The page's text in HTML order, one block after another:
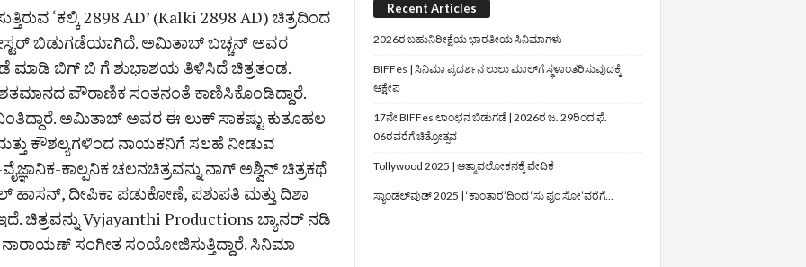
‘ಕಲ್ಕಿ 2898 AD’ (Kalki 2898 AD) ಚಿತ್ರದಿಂದ
ಬಿಡುಗಡೆಯಾಗಿದೆ. ಅಮಿತಾಬ್‌ ಬಚ್ಚನ್‌ ಅವರ
ಮಾಡಿ ಬಿಗ್‌ ಬಿ ಗೆ ಶುಭಾಶಯ ತಿಳಿಸಿದೆ ಚಿತ್ರತಂಡ.
ಪೌರಾಣಿಕ ಸಂತನಂತೆ ಕಾಣಿಸಿಕೊಂಡಿದ್ದಾರೆ.
ಅಮಿತಾಬ್‌ ಅವರ ಈ ಲುಕ್‌ ಸಾಕಷ್ಟು ಕುತೂಹಲ
ಮತ್ತು ಕೌಶಲ್ಯಗಳಿಂದ ನಾಯಕನಿಗೆ ಸಲಹೆ ನೀಡುವ
ಕಾಲ್ಪನಿಕ ಚಲನಚಿತ್ರವನ್ನು ನಾಗ್‌ ಅಶ್ವಿನ್‌ ಚಿತ್ರಕಥೆ
ಹಾಸನ್, ದೀಪಿಕಾ ಪಡುಕೋಣೆ, ಪಶುಪತಿ ಮತ್ತು ದಿಶಾ
ಚಿತ್ರವನ್ನು Vyjayanthi Productions ಬ್ಯಾನರ್‌ ನಡಿ
ಸಂಗೀತ ಸಂಯೋಜಿಸುತ್ತಿದ್ದಾರೆ. ಸಿನಿಮಾ
Recent Articles
2026ರ ಬಹುನಿರೀಕ್ಷೆಯ ಭಾರತೀಯ ಸಿನಿಮಾಗಳು
BIFFes | ಸಿನಿಮಾ ಪ್ರದರ್ಶನ ಲುಲು ಮಾಲ್‌ಗೆ ಸ್ಥಳಾಂತರಿಸುವುದಕ್ಕೆ
ಆಕ್ಷೇಪ
17ನೇ BIFFes ಲಾಂಛನ ಬಿಡುಗಡೆ | 2026ರ ಜ. 29ರಿಂದ ಫೆ.
06ರವರೆಗೆ ಚಿತ್ರೋತ್ಸವ
Tollywood 2025 | ಆತ್ಮಾವಲೋಕನಕ್ಕೆ ವೇದಿಕೆ
ಸ್ಯಾಂಡಲ್‌ವುಡ್‌ 2025 | ‘ಕಾಂತಾರ’ದಿಂದ ‘ಸು ಫ್ರಂ ಸೋ’ವರೆಗೆ…